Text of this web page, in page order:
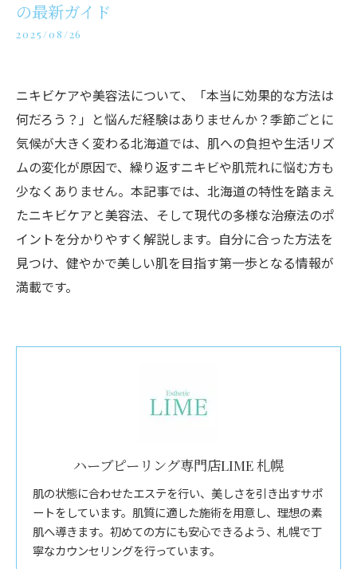
の最新ガイド
2025/08/26
ニキビケアや美容法について、「本当に効果的な方法は
何だろう？」と悩んだ経験はありませんか？季節ごとに
気候が大きく変わる北海道では、肌への負担や生活リズ
ムの変化が原因で、繰り返すニキビや肌荒れに悩む方も
少なくありません。本記事では、北海道の特性を踏まえ
たニキビケアと美容法、そして現代の多様な治療法のポ
イントを分かりやすく解説します。自分に合った方法を
見つけ、健やかで美しい肌を目指す第一歩となる情報が
満載です。
ハーブピーリング専門店LIME 札幌
肌の状態に合わせたエステを行い、美しさを引き出すサポ
ートをしています。肌質に適した施術を用意し、理想の素
肌へ導きます。初めての方にも安心できるよう、札幌で丁
寧なカウンセリングを行っています。